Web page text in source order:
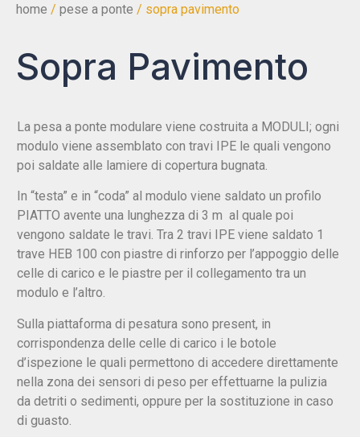
home / pese a ponte / sopra pavimento
Sopra Pavimento
La pesa a ponte modulare viene costruita a MODULI; ogni
modulo viene assemblato con travi IPE le quali vengono
poi saldate alle lamiere di copertura bugnata.
In “testa” e in “coda” al modulo viene saldato un profilo
PIATTO avente una lunghezza di 3 m al quale poi
vengono saldate le travi. Tra 2 travi IPE viene saldato 1
trave HEB 100 con piastre di rinforzo per l’appoggio delle
celle di carico e le piastre per il collegamento tra un
modulo e l’altro.
Sulla piattaforma di pesatura sono present, in
corrispondenza delle celle di carico i le botole
d’ispezione le quali permettono di accedere direttamente
nella zona dei sensori di peso per effettuarne la pulizia
da detriti o sedimenti, oppure per la sostituzione in caso
di guasto.